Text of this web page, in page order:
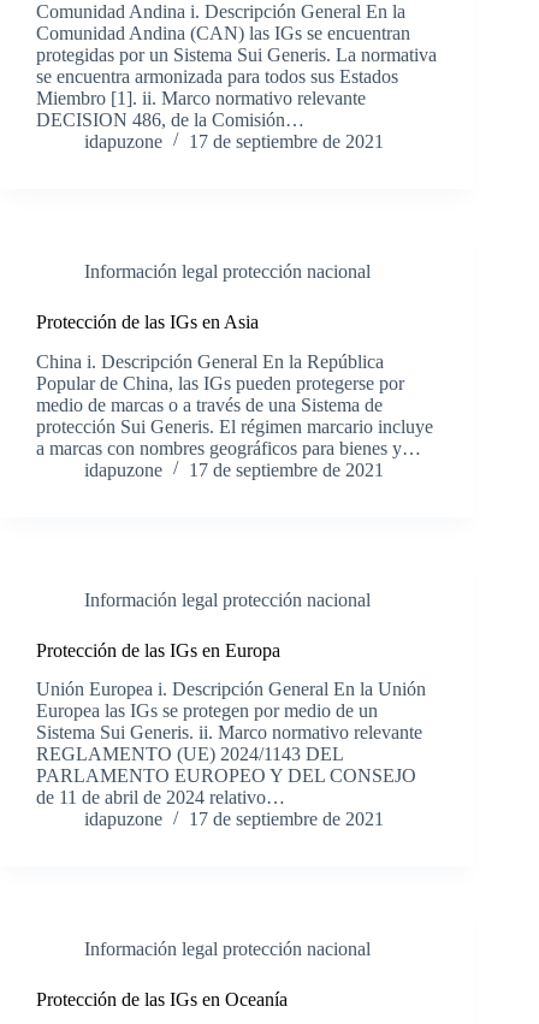
Comunidad Andina i. Descripción General En la
Comunidad Andina (CAN) las IGs se encuentran
protegidas por un Sistema Sui Generis. La normativa
se encuentra armonizada para todos sus Estados
Miembro [1]. ii. Marco normativo relevante
DECISION 486, de la Comisión…
idapuzone
17 de septiembre de 2021
Información legal protección nacional
Protección de las IGs en Asia
China i. Descripción General En la República
Popular de China, las IGs pueden protegerse por
medio de marcas o a través de una Sistema de
protección Sui Generis. El régimen marcario incluye
a marcas con nombres geográficos para bienes y…
idapuzone
17 de septiembre de 2021
Información legal protección nacional
Protección de las IGs en Europa
Unión Europea i. Descripción General En la Unión
Europea las IGs se protegen por medio de un
Sistema Sui Generis. ii. Marco normativo relevante
REGLAMENTO (UE) 2024/1143 DEL
PARLAMENTO EUROPEO Y DEL CONSEJO
de 11 de abril de 2024 relativo…
idapuzone
17 de septiembre de 2021
Información legal protección nacional
Protección de las IGs en Oceanía